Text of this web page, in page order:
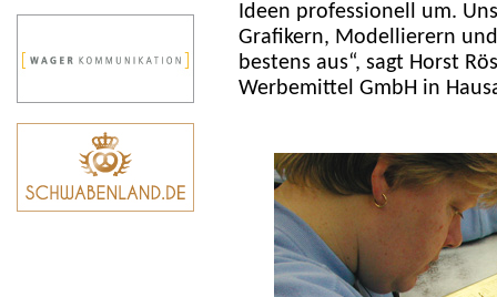
Ideen professionell um.
Grafikern, Modellierern
bestens aus“, sagt Horst
Werbemittel GmbH in